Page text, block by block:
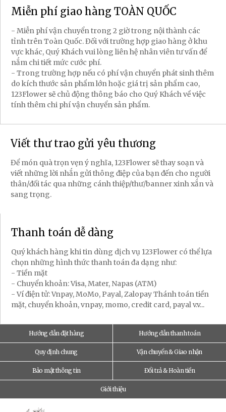
Miễn phí giao hàng TOÀN QUỐC
- Miễn phí vận chuyển trong 2 giờ trong nội thành các
tỉnh trên Toàn Quốc. Đối với trường hợp giao hàng ở khu
vực khác, Quý Khách vui lòng liên hệ nhân viên tư vấn để
nắm chi tiết mức cước phí.
- Trong trường hợp nếu có phí vận chuyển phát sinh thêm
do kích thước sản phẩm lớn hoặc giá trị sản phẩm cao,
123Flower sẽ chủ động thông báo cho Quý Khách về việc
tính thêm chi phí vận chuyển sản phẩm.
Viết thư trao gửi yêu thương
Để món quà trọn vẹn ý nghĩa, 123Flower sẽ thay soạn và
viết những lời nhắn gửi thông điệp của bạn đến cho người
thân/đối tác qua những cánh thiệp/thư/banner xinh xắn và
sang trọng.
Thanh toán dễ dàng
Quý khách hàng khi tin dùng dịch vụ 123Flower có thể lựa
chọn những hình thức thanh toán đa dạng như:
- Tiền mặt
- Chuyển khoản: Visa, Mater, Napas (ATM)
- Ví điện tử: Vnpay, MoMo, Payal, Zalopay Thánh toán tiền
mặt, chuyển khoản, vnpay, momo, credit card, payal v.v...
Hướng dẫn đặt hàng Hướng dẫn thanh toán
Quy định chung Vận chuyển & Giao nhận
Bảo mật thông tin Đổi trả & Hoàn tiền
Giới thiệu